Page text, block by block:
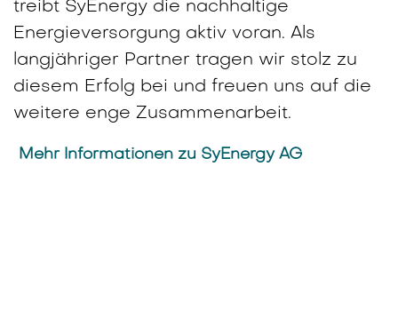
treibt SyEnergy die nachhaltige
Energieversorgung aktiv voran. Als
langjähriger Partner tragen wir stolz zu
diesem Erfolg bei und freuen uns auf die
weitere enge Zusammenarbeit.
Mehr Informationen zu SyEnergy AG